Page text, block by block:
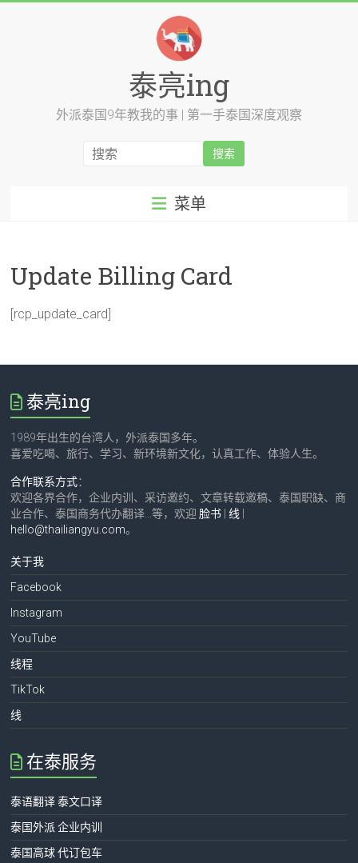
泰亮ing
外派泰国9年教我的事 | 第一手泰国深度观察
菜单
Update Billing Card
[rcp_update_card]
泰亮ing
1989年出生的台湾人，外派泰国多年。
喜爱吃喝、旅行、学习、新环境新文化，认真工作、体验人生。
合作联系方式：
欢迎各界合作，企业内训、采访邀约、文章转载邀稿、泰国职缺、商
业合作、泰国商务代办翻译…等，欢迎 脸书 |线
hello@thailiangyu.com。
关于我
Facebook
Instagram
YouTube
线程
TikTok
线
在泰服务
泰语翻译 泰文口译
泰国外派 企业内训
泰国高球 代订包车